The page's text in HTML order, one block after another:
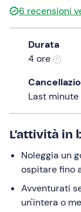
a
question
mark
the
shortcuts
changing
dates.
6 recensioni
Durata
4 ore
Last minute
L’attività in
Noleggia un
ospitare fino
Avventurati
un'intera o